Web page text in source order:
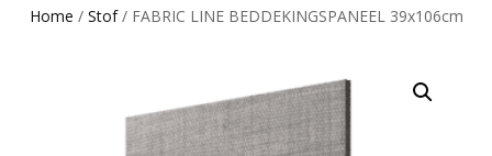
Home / Stof/ FABRIC LINE BEDDEKINGSPANEEL 39x106cm